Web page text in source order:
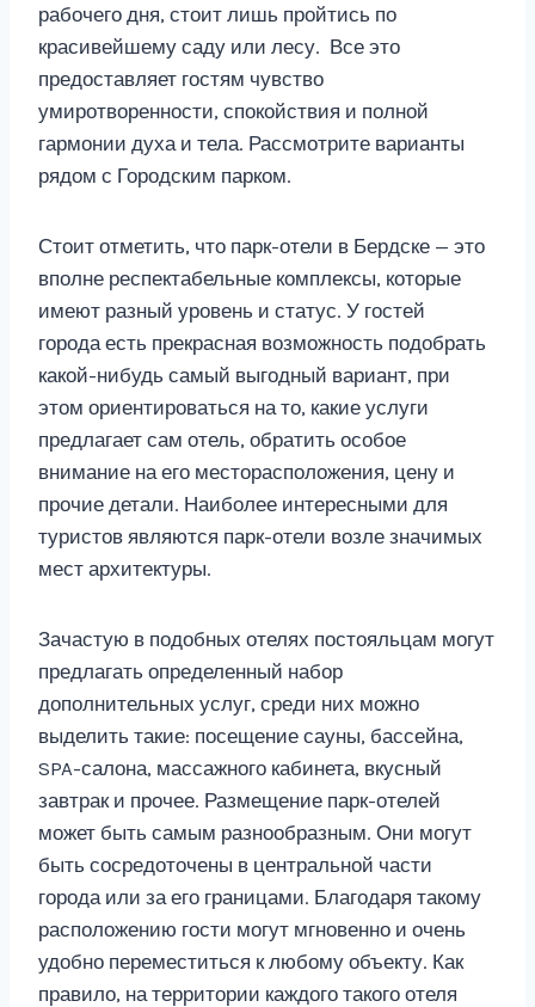
рабочего дня, стоит лишь пройтись по
красивейшему саду или лесу. Все это
предоставляет гостям чувство
умиротворенности, спокойствия и полной
гармонии духа и тела. Рассмотрите варианты
рядом с Городским парком.
Стоит отметить, что парк-отели в Бердске — это
вполне респектабельные комплексы, которые
имеют разный уровень и статус. У гостей
города есть прекрасная возможность подобрать
какой-нибудь самый выгодный вариант, при
этом ориентироваться на то, какие услуги
предлагает сам отель, обратить особое
внимание на его месторасположения, цену и
прочие детали. Наиболее интересными для
туристов являются парк-отели возле значимых
мест архитектуры.
Зачастую в подобных отелях постояльцам могут
предлагать определенный набор
дополнительных услуг, среди них можно
выделить такие: посещение сауны, бассейна,
SPA-салона, массажного кабинета, вкусный
завтрак и прочее. Размещение парк-отелей
может быть самым разнообразным. Они могут
быть сосредоточены в центральной части
города или за его границами. Благодаря такому
расположению гости могут мгновенно и очень
удобно переместиться к любому объекту. Как
правило, на территории каждого такого отеля